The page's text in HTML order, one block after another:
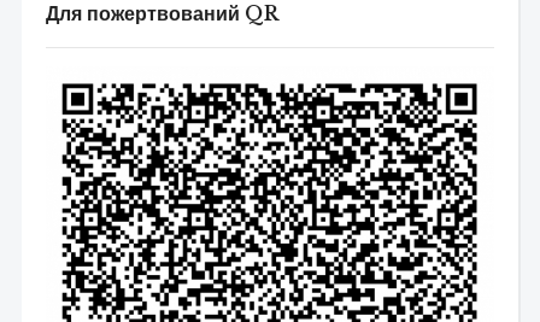
Для пожертвований QR